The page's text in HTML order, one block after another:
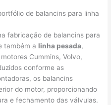
de balancins para linha
fabricação de balancins para
também a linha pesada,
Cummins, Volvo,
conforme as
os balancins
do motor, proporcionando
e fechamento das válvulas.